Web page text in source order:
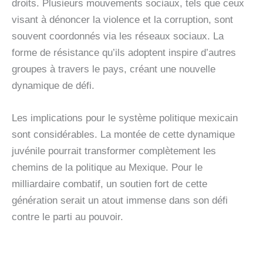
droits. Plusieurs mouvements sociaux, tels que ceux
visant à dénoncer la violence et la corruption, sont
souvent coordonnés via les réseaux sociaux. La
forme de résistance qu’ils adoptent inspire d’autres
groupes à travers le pays, créant une nouvelle
dynamique de défi.
Les implications pour le système politique mexicain
sont considérables. La montée de cette dynamique
juvénile pourrait transformer complètement les
chemins de la politique au Mexique. Pour le
milliardaire combatif, un soutien fort de cette
génération serait un atout immense dans son défi
contre le parti au pouvoir.